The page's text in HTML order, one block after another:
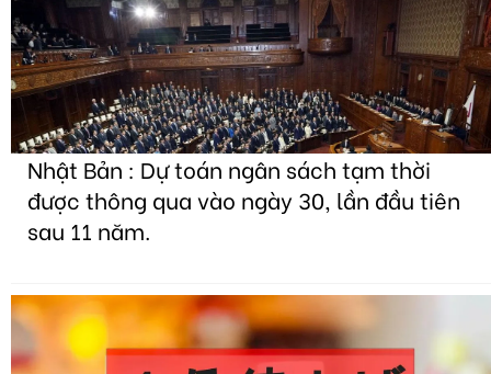
Nhật Bản : Dự toán ngân sách tạm thời
được thông qua vào ngày 30, lần đầu tiên
sau 11 năm.